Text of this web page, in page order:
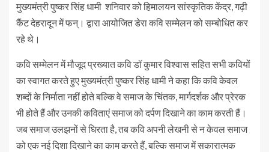
मुख्यमंत्री पुष्कर सिंह धामी शनिवार को हिमालयन सांस्कृतिक केंद्र, गढ़ी
कैंट देहरादून में फन्। द्वारा आयोजित डेरा कवि सम्मेलन को सम्बोधित कर
रहे थे।
कवि सम्मेलन में मौजूद प्रख्यात कवि डॉ कुमार विश्वास सहित सभी कवियों
का स्वागत करते हुए मुख्यमंत्री पुष्कर सिंह धामी ने कहा कि कवि केवल
शब्दों के निर्माता नहीं होते बल्कि वे समाज के चिंतक, मार्गदर्शक और प्रेरक
भी होते हैं और उनकी कविताएं समाज को दर्पण दिखाने का काम करती हैं।
जब समाज उलझनों से घिरता है, तब कवि अपनी लेखनी से न केवल समाज
को एक नई दिशा दिखाने का काम करते हैं, बल्कि समाज में सकारात्मक